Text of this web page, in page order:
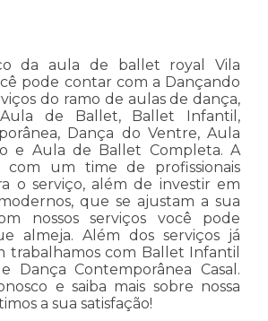
da aula de ballet royal Vila
pode contar com a Dançando
do ramo de aulas de dança,
de Ballet, Ballet Infantil,
Dança do Ventre, Aula
e Aula de Ballet Completa. A
com um time de profissionais
o serviço, além de investir em
que se ajustam a sua
nossos serviços você pode
almeja. Além dos serviços já
trabalhamos com Ballet Infantil
Dança Contemporânea Casal.
e saiba mais sobre nossa
a sua satisfação!